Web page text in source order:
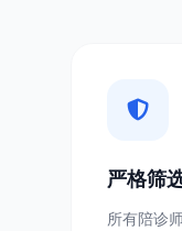
严格筛
所有陪诊